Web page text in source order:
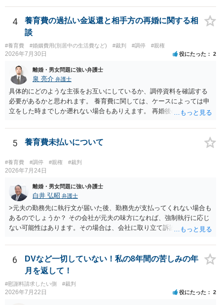
というだけですから。
4
養育費の過払い金返還と相手方の再婚に関する相
談
#養育費 #婚姻費用(別居中の生活費など) #裁判 #調停 #親権
2026年7月30日 役にたった 2
離婚・男女問題に強い弁護士
泉 亮介 弁護士
具体的にどのような主張をお互いにしているか、調停資料を確認する
必要があるかと思われます。 養育費に関しては、ケースによっては申
立をした時までしか遡れない場合もありえます。 再婚後の相手方の行
養育費に関するやりとり等があればそちらについても確認する必要が
あるでしょう。 公開相談の場での回答よりも個別に弁護士にご相談さ
5 養育費未払いについて
#養育費 #調停 #親権 #裁判
2026年7月24日
離婚・男女問題に強い弁護士
白井 弘昭 弁護士
>元夫の勤務先に執行文が届いた後、勤務先が支払ってくれない場合も
あるのでしょうか？ その会社が元夫の味方になれば、強制執行に応じ
ない可能性はあります。その場合は、会社に取り立て訴訟を行うこと
押さえ、元夫名義の車の差し押さえ競売などを検討します。 ＞何もで
きなかった場合は、公正証書の原本は戻ってくるのでしょうか？ 取れ
ても取れなくても、執行裁判所に原本の還付請求を行えば還付されま
す。 ＞他の弁護士さんに再度依頼できるのでしょうか？ できます。た
だ、取れなかった場合に取り立て訴訟等を起こしてもらえば、他の弁
護士に頼む必要は無いでしょう。 以上、ご参考まで。
6
DVなど一切していない！私の8年間の苦しみの年
月を返して！
#慰謝料請求したい側 #裁判
2026年7月22日 役にたった 2